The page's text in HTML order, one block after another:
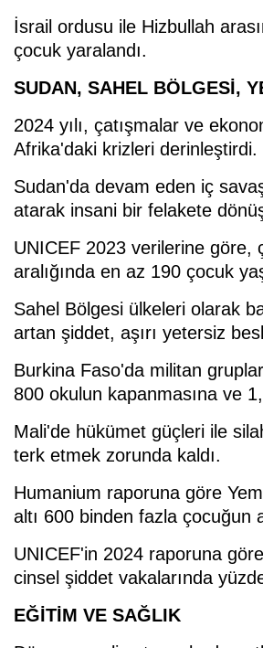
İsrail ordusu ile Hizbullah
çocuk yaralandı.
SUDAN, SAHEL BÖLGESİ,
2024 yılı, çatışmalar ve
Afrika'daki krizleri derinleştirdi.
Sudan'da devam eden iç
atarak insani bir felakete
UNICEF 2023 verilerine göre,
aralığında en az 190 çocuk
Sahel Bölgesi ülkeleri olarak
artan şiddet, aşırı yetersiz
Burkina Faso'da militan
800 okulun kapanmasına ve
Mali'de hükümet güçleri ile
terk etmek zorunda kaldı.
Humanium raporuna göre
altı 600 binden fazla çocuğun
UNICEF'in 2024 raporuna
cinsel şiddet vakalarında
EĞİTİM VE SAĞLIK